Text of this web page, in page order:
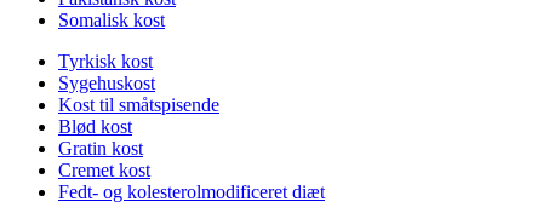
Somalisk kost
Tyrkisk kost
Sygehuskost
Kost til småtspisende
Blød kost
Gratin kost
Cremet kost
Fedt- og kolesterolmodificeret diæt